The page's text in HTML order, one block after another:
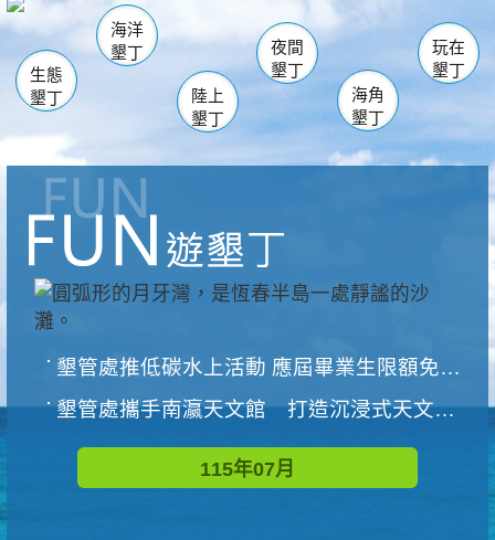
南仁湖
海生館
恆春 佳樂水
龍鑾潭自然中心 森林遊樂區
瓊麻館
關山 墾管處遊客中心
社頂公園 風吹沙
船帆石
白砂 龍磐公園
香蕉灣
砂島
鵝鑾鼻
生態
墾丁
海洋
墾丁
陸上
墾丁
夜間
墾丁
海角
墾丁
玩在
墾丁
墾管處推低碳水上活動 應屆畢業生限額免費參加
墾管處攜手南瀛天文館 打造沉浸式天文探索營隊
115年07月